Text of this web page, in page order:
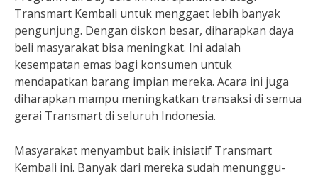
Transmart Kembali untuk menggaet lebih banyak
pengunjung. Dengan diskon besar, diharapkan daya
beli masyarakat bisa meningkat. Ini adalah
kesempatan emas bagi konsumen untuk
mendapatkan barang impian mereka. Acara ini juga
diharapkan mampu meningkatkan transaksi di semua
gerai Transmart di seluruh Indonesia.
Masyarakat menyambut baik inisiatif Transmart
Kembali ini. Banyak dari mereka sudah menunggu-